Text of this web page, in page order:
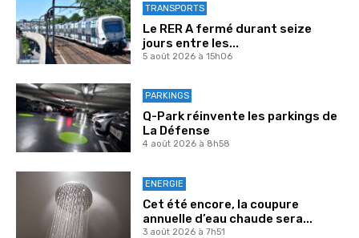
TRANSPORTS
Le RER A fermé durant seize
jours entre les...
5 août 2026 à 15h06
PARKINGS
Q-Park réinvente les parkings de
La Défense
4 août 2026 à 8h58
ENERGIE
Cet été encore, la coupure
annuelle d’eau chaude sera...
3 août 2026 à 7h51